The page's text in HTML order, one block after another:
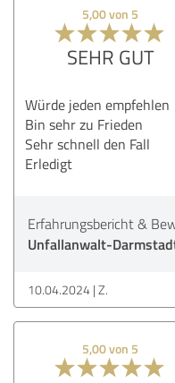
5,00 von 5
SEHR GUT
Würde jeden empfehlen
Bin sehr zu Frieden
Sehr schnell den Fall
Erledigt
Erfahrungsbericht &
Unfallanwalt-
10.04.2024 Z.
5,00 von 5